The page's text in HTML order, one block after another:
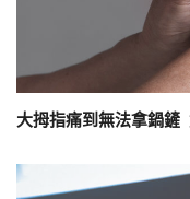
大拇指痛到無法拿鍋鏟